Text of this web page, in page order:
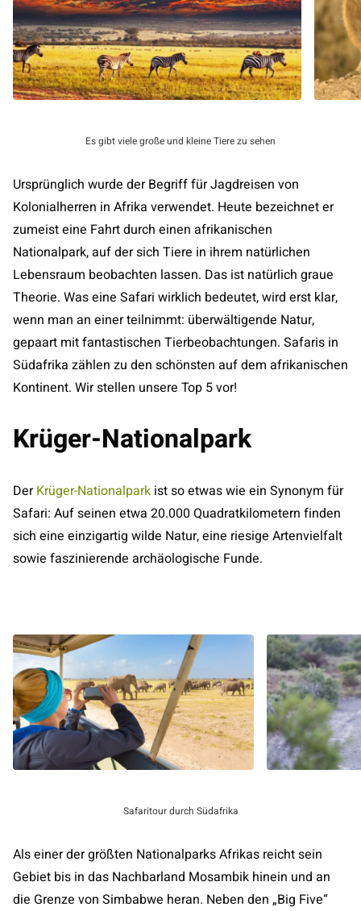
Es gibt viele große und kleine Tiere zu sehen
Ursprünglich wurde der Begriff für Jagdreisen von
Kolonialherren in Afrika verwendet. Heute bezeichnet er
zumeist eine Fahrt durch einen afrikanischen
Nationalpark, auf der sich Tiere in ihrem natürlichen
Lebensraum beobachten lassen. Das ist natürlich graue
Theorie. Was eine Safari wirklich bedeutet, wird erst klar,
wenn man an einer teilnimmt: überwältigende Natur,
gepaart mit fantastischen Tierbeobachtungen. Safaris in
Südafrika zählen zu den schönsten auf dem afrikanischen
Kontinent. Wir stellen unsere Top 5 vor!
Krüger-Nationalpark
DerKrüger-Nationalpark ist so etwas wie ein Synonym für
Safari: Auf seinen etwa 20.000 Quadratkilometern finden
sich eine einzigartig wilde Natur, eine riesige Artenvielfalt
sowie faszinierende archäologische Funde.
Safaritour durch Südafrika
Als einer der größten Nationalparks Afrikas reicht sein
Gebiet bis in das Nachbarland Mosambik hinein und an
die Grenze von Simbabwe heran. Neben den „Big Five“